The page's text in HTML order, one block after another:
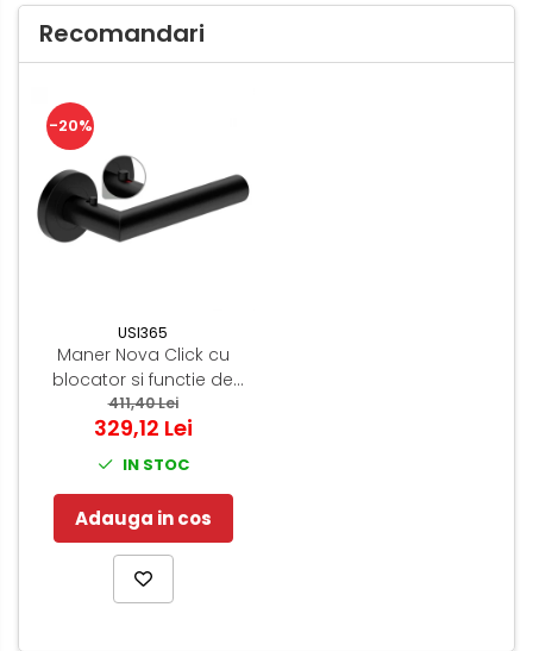
Recomandari
-20%
USI365
Maner Nova Click cu
blocator si functie de
urgenta - Negru
411,40 Lei
329,12 Lei
IN STOC
Adauga in cos